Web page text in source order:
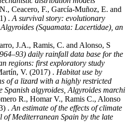
Ceacero, F., García-Muñoz, E. and
. A survival story: evolutionary
(Squamata: Lacertidae), an
J.A., Ramis, C. and Alonso, S
daily rainfall data base for the
regions: first exploratory study
V. (2017) . Habitat use by
of a lizard with a highly restricted
Spanish algyroides, Algyroides marchi
R., Homar V., Ramis C., Alonso
. An estimate of the effects of climate
of Mediterranean Spain by the late